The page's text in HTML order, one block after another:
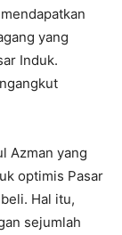
yang
Induk.
Azman yang
optimis Pasar
Hal itu,
sejumlah